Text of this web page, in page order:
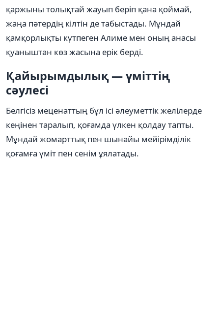
қаржыны толықтай жауып беріп қана қоймай,
жаңа пәтердің кілтін де табыстады. Мұндай
қамқорлықты күтпеген Алиме мен оның анасы
қуаныштан көз жасына ерік берді.
Қайырымдылық — үміттің
сәулесі
Белгісіз меценаттың бұл ісі әлеуметтік желілерде
кеңінен таралып, қоғамда үлкен қолдау тапты.
Мұндай жомарттық пен шынайы мейірімділік
қоғамға үміт пен сенім ұялатады.